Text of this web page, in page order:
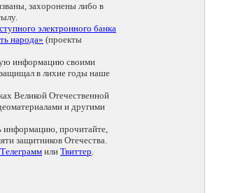
захоронены либо в
электронного банка
народа» (проекты
информацию своими
в лихие годы наше
Великой Отечественной
и другими
информацию, прочитайте,
защитников Отечества.
Телеграмм или Твиттер.